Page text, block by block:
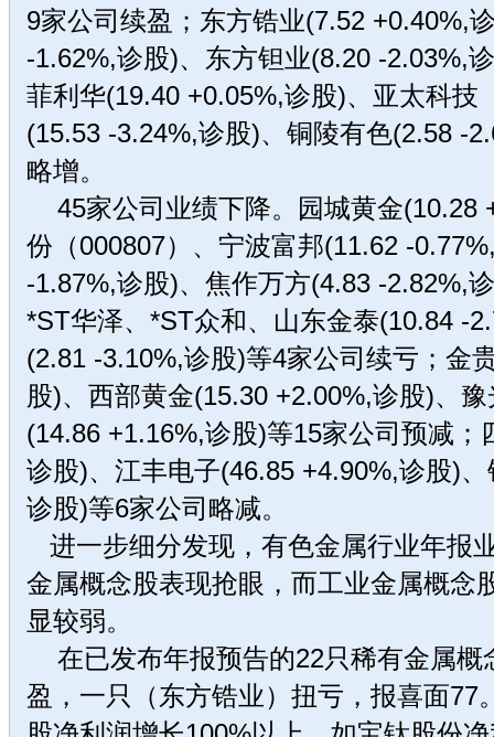
9家公司续盈；东方锆业(7.52 +0.40%,
-1.62%,诊股)、东方钽业(8.20 -2.03%,
菲利华(19.40 +0.05%,诊股)、亚太科技
(15.53 -3.24%,诊股)、铜陵有色(2.58 -
略增。
45家公司业绩下降。园城黄金(10.28
份（000807）、宁波富邦(11.62 -
-1.87%,诊股)、焦作万方(4.83 -2.82%,
*ST华泽、*ST众和、山东金泰(10.84 -
(2.81 -3.10%,诊股)等4家公司续亏；金
股)、西部黄金(15.30 +2.00%,诊股)、
(14.86 +1.16%,诊股)等15家公司预减；
诊股)、江丰电子(46.85 +4.90%,诊股)
诊股)等6家公司略减。
进一步细分发现，有色金属行业年报
金属概念股表现抢眼，而工业金属概念
显较弱。
在已发布年报预告的22只稀有金属概
盈，一只（东方锆业）扭亏，报喜面77